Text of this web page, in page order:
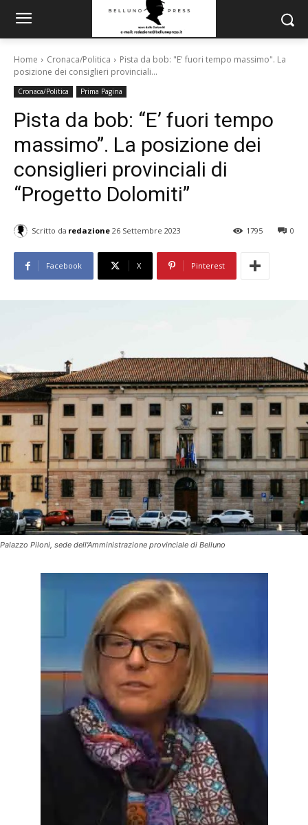
Home Cronaca/Politica
Pista da bob: "E' fuori tempo massimo". La
posizione dei consiglieri provinciali...
Cronaca/Politica Prima Pagina
Pista da bob: “E’ fuori tempo
massimo”. La posizione dei
consiglieri provinciali di
“Progetto Dolomiti”
Scritto da redazione 26 Settembre 2023 0
1795
Facebook X Pinterest
Palazzo Piloni, sede dell'Amministrazione provinciale di Belluno